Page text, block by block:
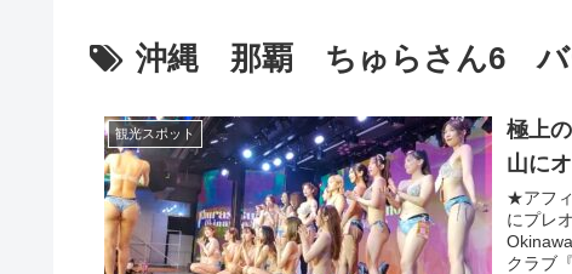
沖縄 那覇 ちゅらさん6 バ
観光スポット
極上
山に
★アフ
にプレ
クラブ